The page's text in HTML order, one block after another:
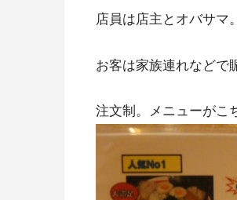
店員は店主とオバサマ
お客は家族連れなどで
注文制。メニューがこ